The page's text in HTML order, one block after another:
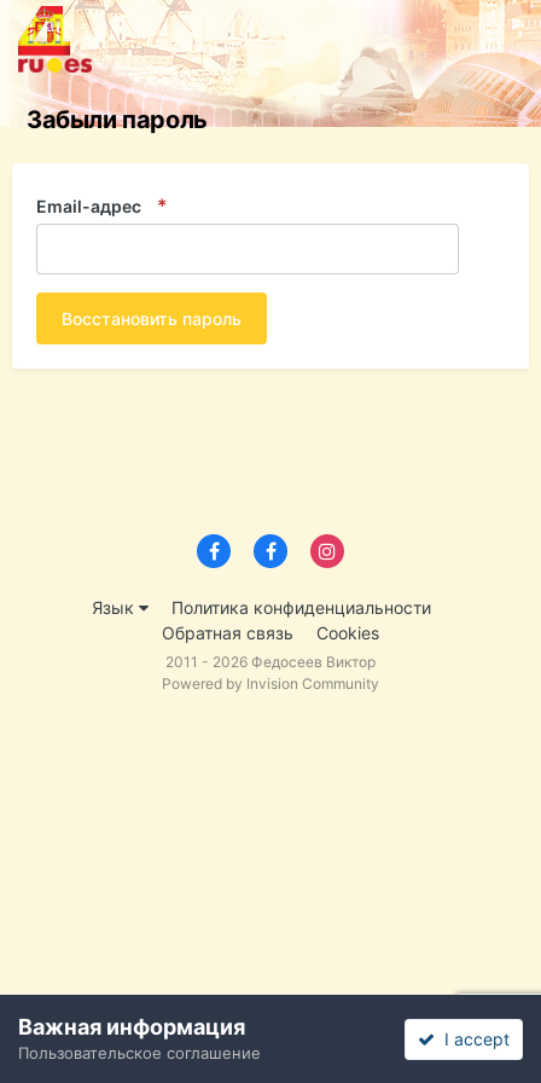
Забыли пароль
Email-адрес
Восстановить пароль
Язык
Политика конфиденциальности
Обратная связь
Cookies
2011 - 2026 Федосеев Виктор
Powered by Invision Community
Важная информация
Пользовательское соглашение
I accept